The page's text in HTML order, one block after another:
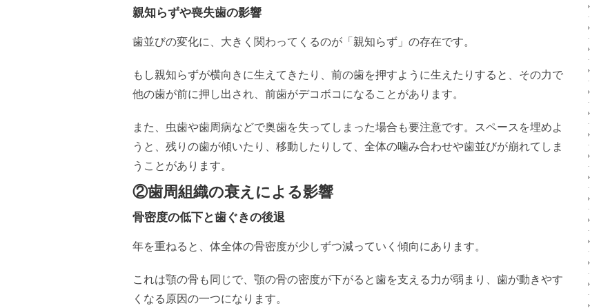
親知らずや喪失歯の影響
歯並びの変化に、大きく関わってくるのが「親知らず」の存在です。
もし親知らずが横向きに生えてきたり、前の歯を押すように生えたりすると、その力で
他の歯が前に押し出され、前歯がデコボコになることがあります。
また、虫歯や歯周病などで奥歯を失ってしまった場合も要注意です。スペースを埋めよ
うと、残りの歯が傾いたり、移動したりして、全体の噛み合わせや歯並びが崩れてしま
うことがあります。
②歯周組織の衰えによる影響
骨密度の低下と歯ぐきの後退
年を重ねると、体全体の骨密度が少しずつ減っていく傾向にあります。
これは顎の骨も同じで、顎の骨の密度が下がると歯を支える力が弱まり、歯が動きやす
くなる原因の一つになります。